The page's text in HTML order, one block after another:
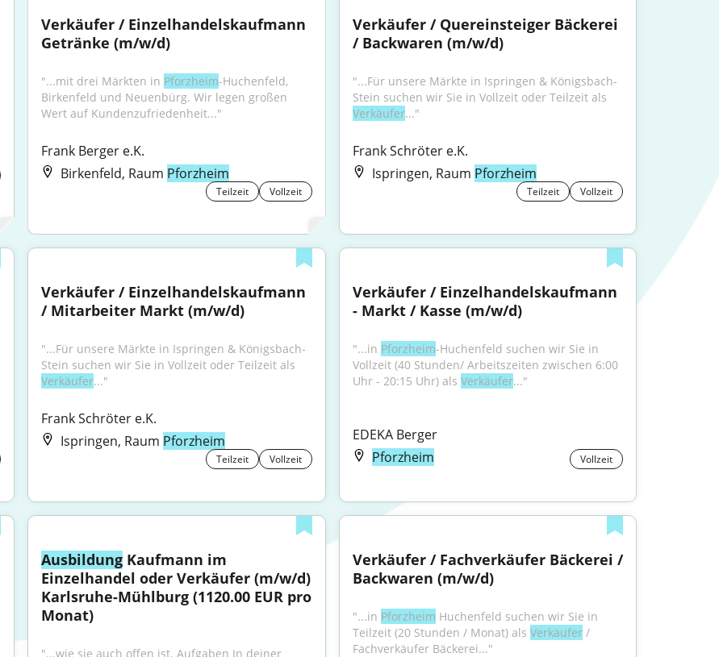
Verkäufer / Einzelhandelskaufmann
Getränke (m/w/d)
"...mit drei Märkten in Pforzheim-Huchenfeld,
Birkenfeld und Neuenbürg. Wir legen großen
Wert auf Kundenzufriedenheit..."
Frank Berger e.K.
Birkenfeld, Raum Pforzheim
Teilzeit Vollzeit
Verkäufer / Quereinsteiger Bäckerei
/ Backwaren (m/w/d)
"...Für unsere Märkte in Ispringen & Königsbach-
Verkäufer..."
Frank Schröter e.K.
Ispringen, Raum Pforzheim
Teilzeit Vollzeit
Verkäufer / Einzelhandelskaufmann
/ Mitarbeiter Markt (m/w/d)
"...Für unsere Märkte in Ispringen & Königsbach-
Verkäufer..."
Frank Schröter e.K.
Ispringen, Raum Pforzheim
Teilzeit Vollzeit
Verkäufer / Einzelhandelskaufmann
- Markt / Kasse (m/w/d)
"...in Pforzheim-Huchenfeld suchen wir Sie in
Vollzeit (40 Stunden/ Arbeitszeiten zwischen 6:00
Uhr - 20:15 Uhr) als Verkäufer..."
EDEKA Berger
Pforzheim
Vollzeit
Ausbildung Kaufmann im
Einzelhandel oder Verkäufer (m/w/d)
Karlsruhe-Mühlburg (1120.00 EUR pro
Monat)
Verkäufer / Fachverkäufer Bäckerei /
Backwaren (m/w/d)
"...in Pforzheim Huchenfeld suchen wir Sie in
Teilzeit (20 Stunden / Monat) als Verkäufer /
Fachverkäufer Bäckerei..."